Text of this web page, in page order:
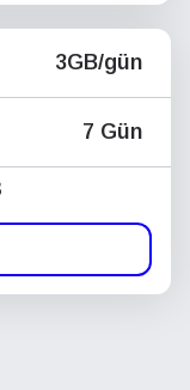
3GB/gün
7 Gün